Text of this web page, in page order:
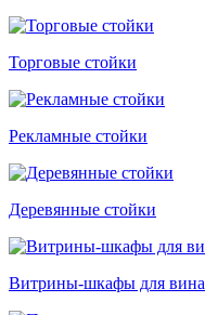
Торговые стойки
Рекламные стойки
Деревянные стойки
Витрины-шкафы для вина